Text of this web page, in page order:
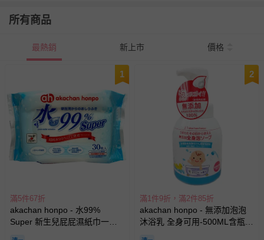
所有商品
最熱銷 新上市 價格
1
滿5件67折
akachan honpo - 水99%
Super 新生兒屁屁濕紙巾一般
2
滿1件9折，滿2件85折
akachan honpo - 無添加泡泡
沐浴乳 全身可用-500ML含瓶-